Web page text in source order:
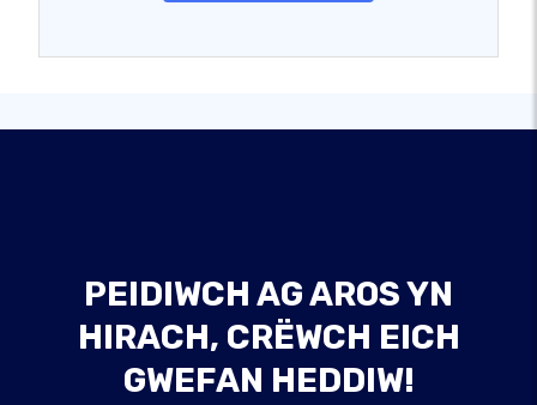
PEIDIWCH AG AROS YN
HIRACH, CRËWCH EICH
GWEFAN HEDDIW!